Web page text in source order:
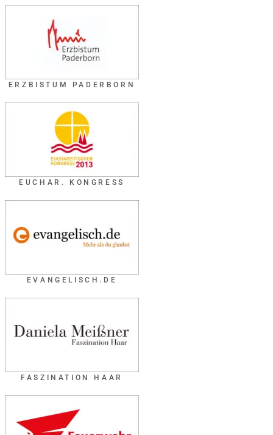
ERZBISTUM PADERBORN
EUCHAR. KONGRESS
EVANGELISCH.DE
FASZINATION HAAR